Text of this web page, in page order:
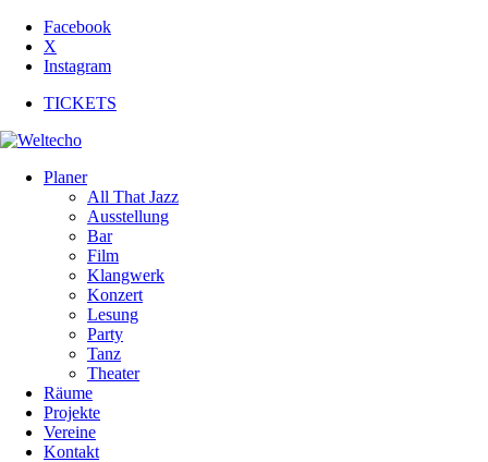
Facebook
X
Instagram
TICKETS
Planer
All That Jazz
Ausstellung
Bar
Film
Klangwerk
Konzert
Lesung
Party
Tanz
Theater
Räume
Projekte
Vereine
Kontakt